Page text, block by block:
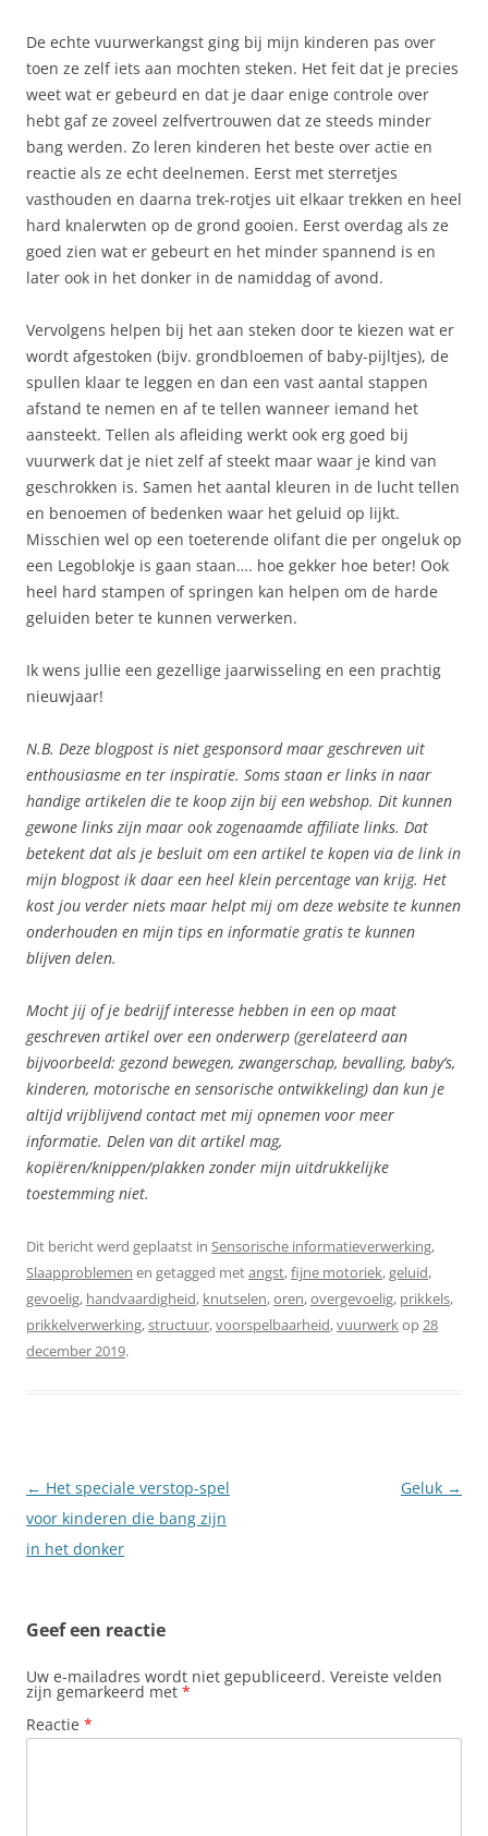
De echte vuurwerkangst ging bij mijn kinderen pas over
toen ze zelf iets aan mochten steken. Het feit dat je precies
weet wat er gebeurd en dat je daar enige controle over
hebt gaf ze zoveel zelfvertrouwen dat ze steeds minder
bang werden. Zo leren kinderen het beste over actie en
reactie als ze echt deelnemen. Eerst met sterretjes
vasthouden en daarna trek-rotjes uit elkaar trekken en heel
hard knalerwten op de grond gooien. Eerst overdag als ze
goed zien wat er gebeurt en het minder spannend is en
later ook in het donker in de namiddag of avond.
Vervolgens helpen bij het aan steken door te kiezen wat er
wordt afgestoken (bijv. grondbloemen of baby-pijltjes), de
spullen klaar te leggen en dan een vast aantal stappen
afstand te nemen en af te tellen wanneer iemand het
aansteekt. Tellen als afleiding werkt ook erg goed bij
vuurwerk dat je niet zelf af steekt maar waar je kind van
geschrokken is. Samen het aantal kleuren in de lucht tellen
en benoemen of bedenken waar het geluid op lijkt.
Misschien wel op een toeterende olifant die per ongeluk op
een Legoblokje is gaan staan…. hoe gekker hoe beter! Ook
heel hard stampen of springen kan helpen om de harde
geluiden beter te kunnen verwerken.
Ik wens jullie een gezellige jaarwisseling en een prachtig
nieuwjaar!
N.B. Deze blogpost is niet gesponsord maar geschreven uit
enthousiasme en ter inspiratie. Soms staan er links in naar
handige artikelen die te koop zijn bij een webshop. Dit kunnen
gewone links zijn maar ook zogenaamde affiliate links. Dat
betekent dat als je besluit om een artikel te kopen via de link in
mijn blogpost ik daar een heel klein percentage van krijg. Het
kost jou verder niets maar helpt mij om deze website te kunnen
onderhouden en mijn tips en informatie gratis te kunnen
blijven delen.
Mocht jij of je bedrijf interesse hebben in een op maat
geschreven artikel over een onderwerp (gerelateerd aan
bijvoorbeeld: gezond bewegen, zwangerschap, bevalling, baby’s,
kinderen, motorische en sensorische ontwikkeling) dan kun je
altijd vrijblijvend contact met mij opnemen voor meer
informatie. Delen van dit artikel mag,
kopiëren/knippen/plakken zonder mijn uitdrukkelijke
toestemming niet.
Dit bericht werd geplaatst in Sensorische informatieverwerking,
Slaapproblemen en getagged metangst,fijne motoriek,geluid,
gevoelig, handvaardigheid, knutselen,oren,overgevoelig, prikkels,
prikkelverwerking,structuur,voorspelbaarheid,vuurwerkop28
december 2019.
Berichtnavigatie
← Het speciale verstop-spel
voor kinderen die bang zijn
in het donker
Geluk →
Geef een reactie
Uw e-mailadres wordt niet gepubliceerd. Vereiste velden
zijn gemarkeerd met *
Reactie *